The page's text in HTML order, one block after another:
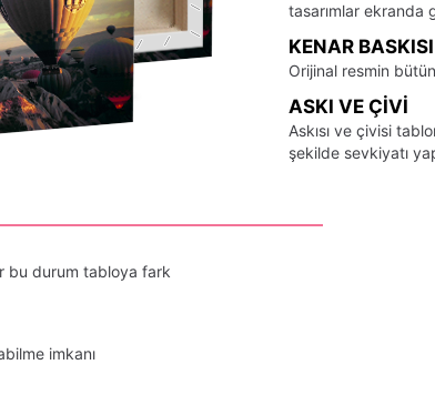
tasarımlar ekranda
KENAR BASKISI
Orijinal resmin
ASKI VE ÇIVI
Askısı ve çivisi
şekilde sevkiyatı
bu durum tabloya fark
imkanı